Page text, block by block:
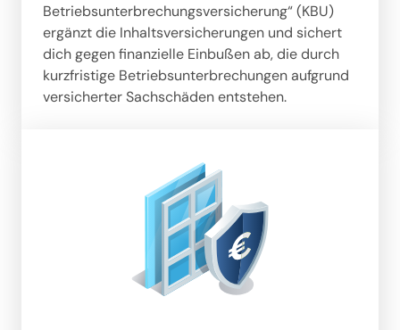
Betriebsunterbrechungsversicherung“ (KBU)
ergänzt die Inhaltsversicherungen und sichert
dich gegen finanzielle Einbußen ab, die durch
kurzfristige Betriebsunterbrechungen aufgrund
versicherter Sachschäden entstehen.